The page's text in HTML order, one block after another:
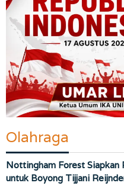
Olahraga
Nottingham Forest Siapkan
untuk Boyong Tijjani